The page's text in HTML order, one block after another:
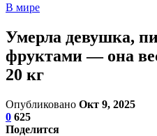
В мире
Умерла девушка,
фруктами — она
20 кг
Опубликовано Окт 9, 2025
0 625
Поделится